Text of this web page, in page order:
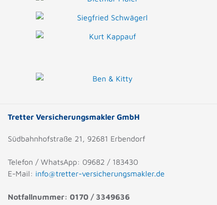
Tretter Versicherungsmakler GmbH
Südbahnhofstraße 21, 92681 Erbendorf
Telefon / WhatsApp: 09682 / 183430
E-Mail: info@tretter-versicherungsmakler.de
Notfallnummer: 0170 / 3349636